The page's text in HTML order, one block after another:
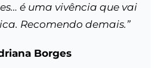
é uma vivência que vai
Recomendo demais.”
Borges